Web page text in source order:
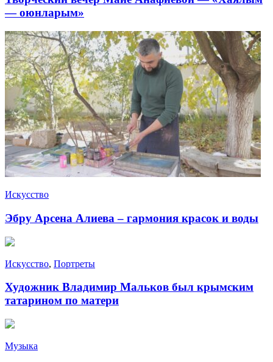
— оюнларым»
Искусство
Эбру Арсена Алиева – гармония красок и воды
Искусство, Портреты
Художник Владимир Мальков был крымским
татарином по матери
Музыка